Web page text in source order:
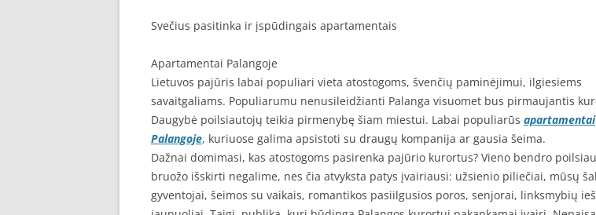
Svečius pasitinka ir įspūdingais apartamentais
Apartamentai Palangoje
Lietuvos pajūris labai populiari vieta atostogoms, švenčių paminėjimui, ilgiesiems
savaitgaliams. Populiarumu nenusileidžianti Palanga visuomet bus pirmaujantis
Daugybė poilsiautojų teikia pirmenybę šiam miestui. Labai populiarūs apartamentai
Palangoje, kuriuose galima apsistoti su draugų kompanija ar gausia šeima.
Dažnai domimasi, kas atostogoms pasirenka pajūrio kurortus? Vieno bendro
bruožo išskirti negalime, nes čia atvyksta patys įvairiausi: užsienio piliečiai, mūsų
gyventojai, šeimos su vaikais, romantikos pasiilgusios poros, senjorai, linksmybių